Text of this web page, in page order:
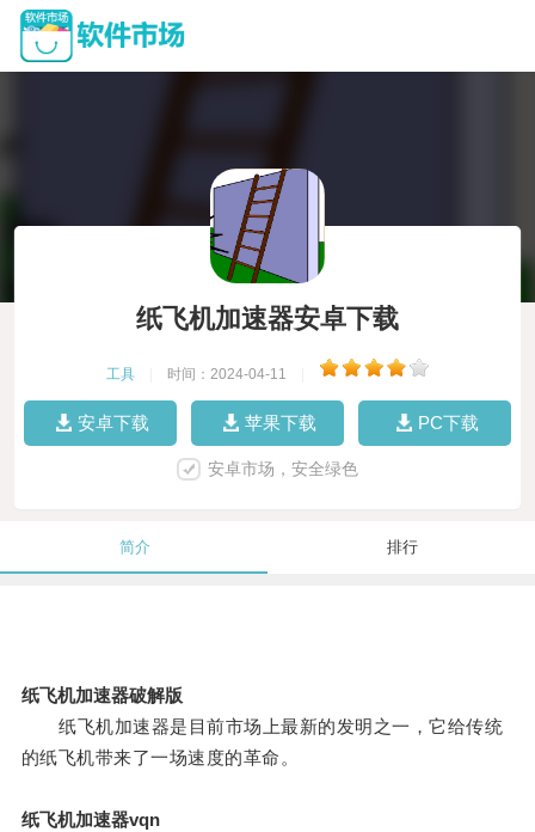
纸飞机加速器安卓下载
工具 时间：2024-04-11
安卓下载 苹果下载 PC下载
安卓市场，安全绿色
简介 排行
纸飞机加速器破解版
纸飞机加速器是目前市场上最新的发明之一，它给传统
的纸飞机带来了一场速度的革命。
纸飞机加速器vqn